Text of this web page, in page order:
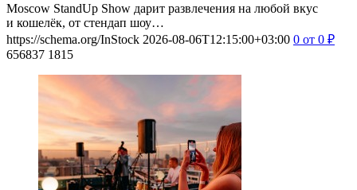
Moscow StandUp Show дарит развлечения на любой вкус
и кошелёк, от стендап шоу…
https://schema.org/InStock 2026-08-06T12:15:00+03:00 0 от 0 ₽
656837 1815